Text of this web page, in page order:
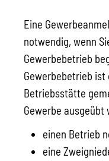
Eine
notwendig, wenn
Gewerbebetrieb
Gewerbebetrieb
Betriebsstätte
Gewerbe ausgeübt
einen Betrieb
eine